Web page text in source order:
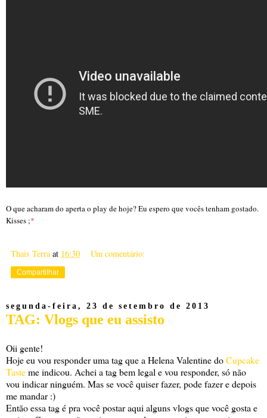
O que acharam do aperta o play de hoje? Eu espero que vocês tenham gostado.
Kisses ;*
Thais Terra at 16:30 Um comentário:
Compartilhar
segunda-feira, 23 de setembro de 2013
TAG: Vlogs que eu assisto
Oii gente!
Hoje eu vou responder uma tag que a Helena Valentine doCupcake
Tasteme indicou. Achei a tag bem legal e vou responder, só não
vou indicar ninguém. Mas se você quiser fazer, pode fazer e depois
me mandar :)
Então essa tag é pra você postar aqui alguns vlogs que você gosta e